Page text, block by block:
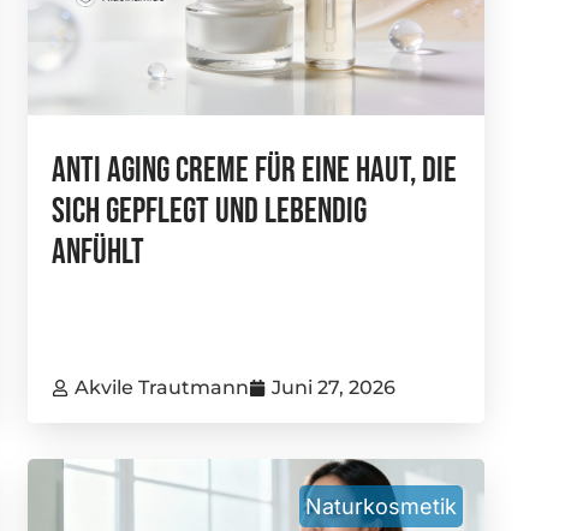
Anti Aging Creme Für Eine Haut, Die
Sich Gepflegt Und Lebendig
Anfühlt
Akvile Trautmann Juni 27, 2026
Naturkosmetik